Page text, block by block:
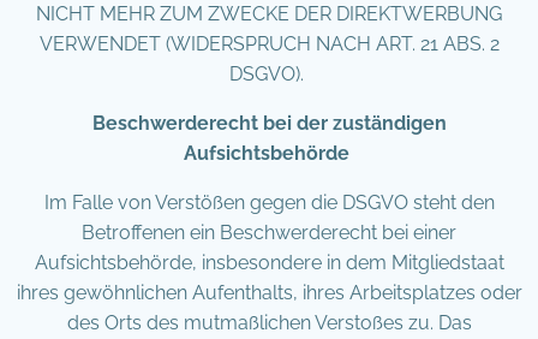
NICHT MEHR ZUM ZWECKE DER DIREKTWERBUNG
VERWENDET (WIDERSPRUCH NACH ART. 21 ABS. 2
DSGVO).
Beschwerderecht bei der zuständigen
Aufsichtsbehörde
Im Falle von Verstößen gegen die DSGVO steht den
Betroffenen ein Beschwerderecht bei einer
Aufsichtsbehörde, insbesondere in dem Mitgliedstaat
ihres gewöhnlichen Aufenthalts, ihres Arbeitsplatzes oder
des Orts des mutmaßlichen Verstoßes zu. Das